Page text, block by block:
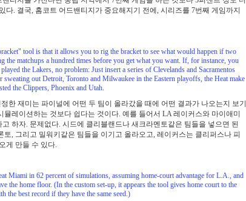
다. 결국, 홈코트 어드밴티지가 중요해지기 전에, 시리즈를 7번째 게임까지
tool is that it allows you to rig the bracket to see what would happen if two
the matchups a hundred times before you get what you want. If, for instance, you
the Lakers, no problem: Just insert a series of Clevelands and Sacramentos
sweating out Detroit, Toronto and Milwaukee in the Eastern playoffs, the Heat make
the Clippers, Phoenix and Utah.
한 재미는 파이널에 어떤 두 팀이 올라갔을 때에 어떤 결과가 나오는지 보기
레이션하는 것보다 쉽다는 것이다. 예를 들어서 LA 레이커스와 마이애미
하자. 문제없다. 시드에 클리블랜드나 새크라멘토같은 팀들을 넣으면 된
, 그리고 밀워키같은 팀들을 이기고 올라오고, 레이커스는 클리퍼스나 피
게 만들 수 있다.
Miami in 62 percent of simulations, assuming home-court advantage for L.A., and
the home floor. (In the custom set-up, it appears the tool gives home court to the
the best record if they have the same seed.)